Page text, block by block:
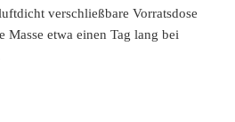
verschließbare Vorratsdose
Masse etwa einen Tag lang bei